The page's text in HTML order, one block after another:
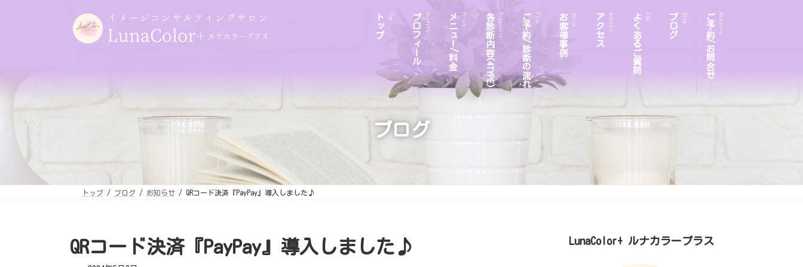
トップ Top プロフィール Profile メニュー/料金 Price 各診断内容(4TYPE)Diagnosis ご予約/診断の流れ Flow お客様事例 Voice アクセス Access よくあるご質問 FAQ ブログ Blog ご予約/お問合せReserve
ブログ
トップ ブログ お知らせ QRコード決済『PayPay』導入しました♪
QRコード決済『PayPay』導入しました♪ LunaColor+ ルナカラープラス